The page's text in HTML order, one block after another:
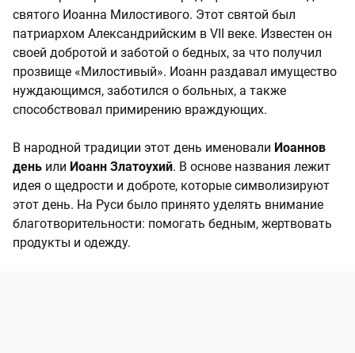
святого Иоанна Милостивого. Этот святой был
патриархом Александрийским в VII веке. Известен он
своей добротой и заботой о бедных, за что получил
прозвище «Милостивый». Иоанн раздавал имущество
нуждающимся, заботился о больных, а также
способствовал примирению враждующих.
В народной традиции этот день именовали Иоаннов
день или Иоанн Златоухий. В основе названия лежит
идея о щедрости и доброте, которые символизируют
этот день. На Руси было принято уделять внимание
благотворительности: помогать бедным, жертвовать
продукты и одежду.